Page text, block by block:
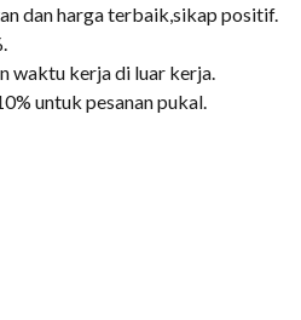
dan harga terbaik,sikap positif.
waktu kerja di luar kerja.
untuk pesanan pukal.